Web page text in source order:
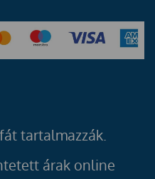
tartalmazzák.
árak online